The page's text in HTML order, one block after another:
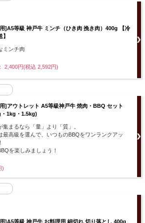
]A5等級 神戸牛 ミンチ（ひき肉 挽き肉）400g 【冷
ミンチ肉
2,400円(税込 2,592円)
]アウトレット A5等級神戸牛 焼肉・BBQ セット
1kg・1.5kg)
集まるなら「量」より「質」。
最高級を選んで、いつものBBQをワンランクアッ
を楽しみましょう！
)
]A5等級 神戸牛 お料理用 細切れ 切り落とし 400g